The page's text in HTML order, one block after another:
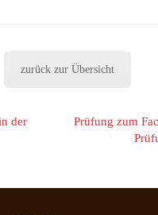
zurück zur Übersicht
Prüfung zum
der